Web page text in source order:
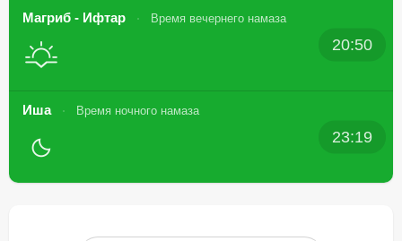
Магриб - Ифтар Время вечернего намаза
20:50
Иша Время ночного намаза
23:19